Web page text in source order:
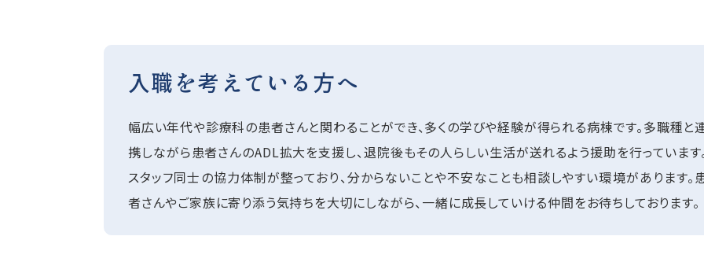
入職を考えている方へ
幅広い年代や診療科の患者さんと関わることができ、多くの学びや経験が得られる病棟です。多職種と
携しながら患者さんのADL拡大を支援し、退院後もその人らしい生活が送れるよう援助を行っています
スタッフ同士の協力体制が整っており、分からないことや不安なことも相談しやすい環境があります。
者さんやご家族に寄り添う気持ちを大切にしながら、一緒に成長していける仲間をお待ちしております。